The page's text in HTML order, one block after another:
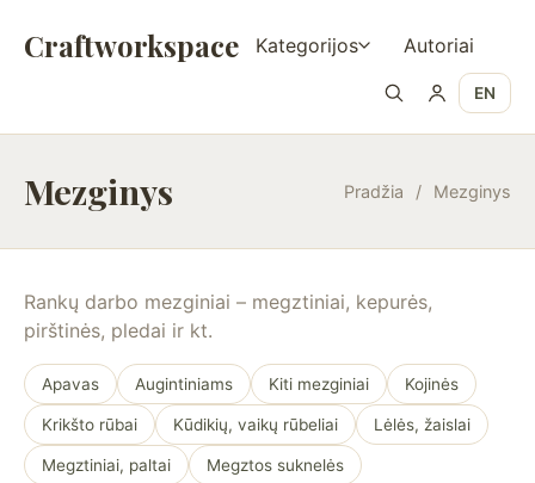
Craftworkspace Kategorijos Autoriai
EN
Mezginys Pradžia / Mezginys
Rankų darbo mezginiai – megztiniai, kepurės,
pirštinės, pledai ir kt.
Apavas Augintiniams Kiti mezginiai Kojinės
Krikšto rūbai Kūdikių, vaikų rūbeliai Lėlės, žaislai
Megztiniai, paltai Megztos suknelės